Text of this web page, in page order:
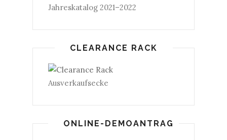
Jahreskatalog 2021–2022
CLEARANCE RACK
Ausverkaufsecke
ONLINE-DEMOANTRAG